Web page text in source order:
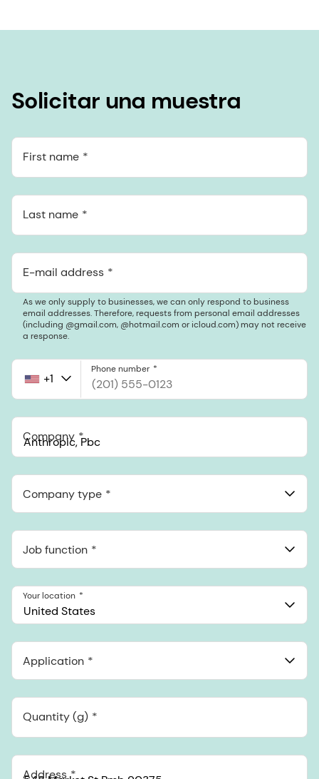
Solicitar una muestra
First name
Last name
E-mail address
As we only supply to businesses, we can only respond to business
email addresses. Therefore, requests from personal email addresses
(including @gmail.com, @hotmail.com or icloud.com) may not receive
a response.
United
+1
Phone number
Company
548 Market St Pmb 90375, San Francisco, California, US
Company type
Job function
United States
Your location
Application
Quantity (g)
Address